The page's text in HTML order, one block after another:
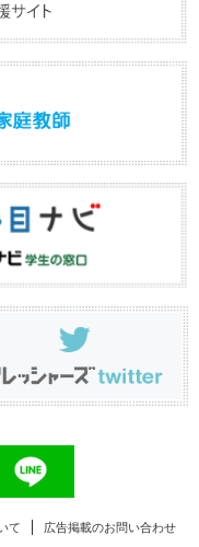
て 広告掲載のお問い合わせ